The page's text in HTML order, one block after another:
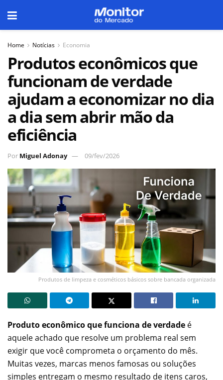
Home Notícias Economia
Produtos econômicos que
funcionam de verdade
ajudam a economizar no dia
a dia sem abrir mão da
eficiência
Por Miguel Adonay 09/fev/2026
Produtos de limpeza e cosméticos básicos sobre bancada organizada
Produto econômico que funciona de verdade é
aquele achado que resolve um problema real sem
exigir que você comprometa o orçamento do mês.
Muitas vezes, marcas menos famosas ou soluções
simples entregam o mesmo resultado de itens caros,